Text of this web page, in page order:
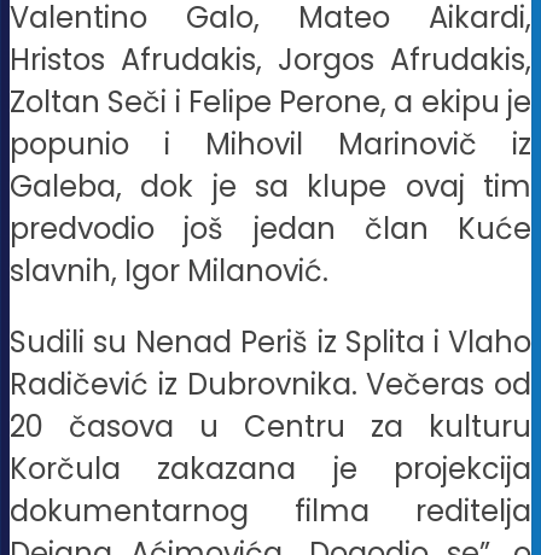
Valentino Galo, Mateo Aikardi,
Hristos Afrudakis, Jorgos Afrudakis,
Zoltan Seči i Felipe Perone, a ekipu je
popunio i Mihovil Marinovič iz
Galeba, dok je sa klupe ovaj tim
predvodio još jedan član Kuće
slavnih, Igor Milanović.
Sudili su Nenad Periš iz Splita i Vlaho
Radičević iz Dubrovnika. Večeras od
20 časova u Centru za kulturu
Korčula zakazana je projekcija
dokumentarnog filma reditelja